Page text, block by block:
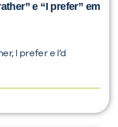
e “I prefer” em
I prefer e I’d